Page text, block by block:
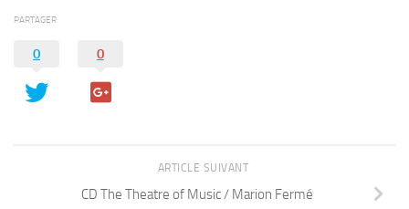
PARTAGER
0 0
ARTICLE SUIVANT
CD The Theatre of Music / Marion Fermé